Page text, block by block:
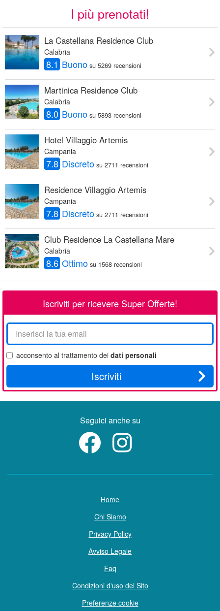
I più prenotati!
La Castellana Residence Club
Calabria
8.1 Buono su 5269 recensioni
Martinica Residence Club
Calabria
8.0 Buono su 5893 recensioni
Hotel Villaggio Artemis
Campania
7.8 Discreto su 2711 recensioni
Residence Villaggio Artemis
Campania
7.8 Discreto su 2711 recensioni
Club Residence La Castellana Mare
Calabria
8.6 Ottimo su 1568 recensioni
Iscriviti per ricevere Super Offerte!
La
tua
email
acconsento al trattamento dei dati personali
Iscriviti
Seguici anche su
Home
Chi Siamo
Privacy Policy
Avviso Legale
Faq
Condizioni d'uso del Sito
Preferenze cookie